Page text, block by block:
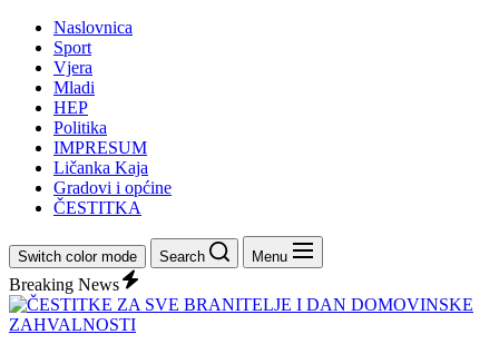
Naslovnica
Sport
Vjera
Mladi
HEP
Politika
IMPRESUM
Ličanka Kaja
Gradovi i općine
ČESTITKA
Switch color mode Search Menu
Breaking News